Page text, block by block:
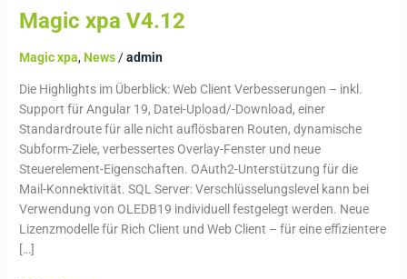
Magic xpa V4.12
Magic xpa,News/admin
Die Highlights im Überblick: Web Client Verbesserungen – inkl.
Support für Angular 19, Datei-Upload/-Download, einer
Standardroute für alle nicht auflösbaren Routen, dynamische
Subform-Ziele, verbessertes Overlay-Fenster und neue
Steuerelement-Eigenschaften. OAuth2-Unterstützung für die
Mail-Konnektivität. SQL Server: Verschlüsselungslevel kann bei
Verwendung von OLEDB19 individuell festgelegt werden. Neue
Lizenzmodelle für Rich Client und Web Client – für eine effizientere
[…]